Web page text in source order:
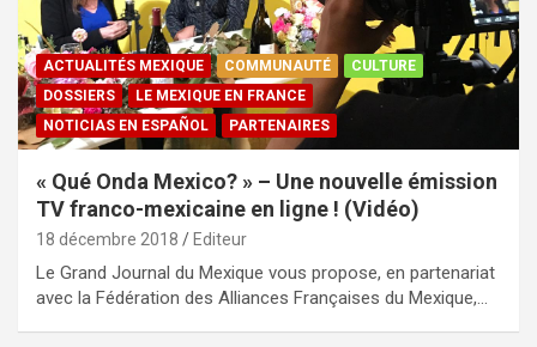
ACTUALITÉS MEXIQUE COMMUNAUTÉ
CULTURE
DOSSIERS
LE MEXIQUE EN FRANCE
NOTICIAS EN ESPAÑOL
PARTENAIRES
« Qué Onda Mexico? » – Une nouvelle émission
TV franco-mexicaine en ligne ! (Vidéo)
18 décembre 2018 Editeur
Le Grand Journal du Mexique vous propose, en partenariat
avec la Fédération des Alliances Françaises du Mexique,…